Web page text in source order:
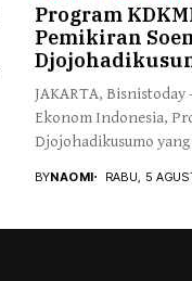
Program
Pemikiran
JAKARTA,
Ekonom Indonesia,
Djojohadikusumo
BYNAOMI RABU, 5